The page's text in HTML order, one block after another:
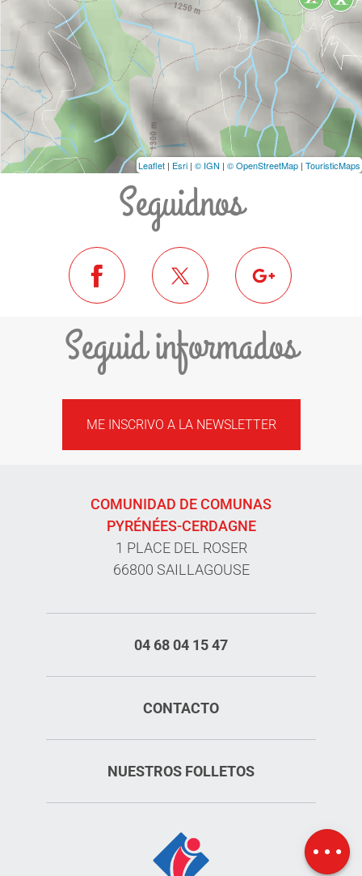
Mapa
Leaflet | Esri | © IGN | © OpenStreetMap | TouristicMaps
Seguidnos
Seguid informados
ME INSCRIVO A LA NEWSLETTER
COMUNIDAD DE COMUNAS
PYRÉNÉES-CERDAGNE
1 PLACE DEL ROSER
66800 SAILLAGOUSE
04 68 04 15 47
CONTACTO
NUESTROS FOLLETOS